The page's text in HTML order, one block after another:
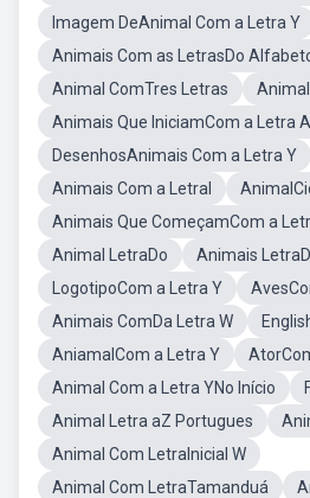
Imagem DeAnimal Com a Letra Y
Animais Com as LetrasDo
Animal ComTres Letras
Animais Que IniciamCom a Letra A
DesenhosAnimais Com a Letra Y
Animais Com a LetraI
Animais Que ComeçamCom a
Animal LetraDo
Animais LetraD
LogotipoCom a Letra Y
Animais ComDa Letra W
AniamalCom a Letra Y
Animal Com a Letra YNo Início
Animal Letra aZ Portugues
Animal Com LetraInicial W
Animal Com LetraTamanduá